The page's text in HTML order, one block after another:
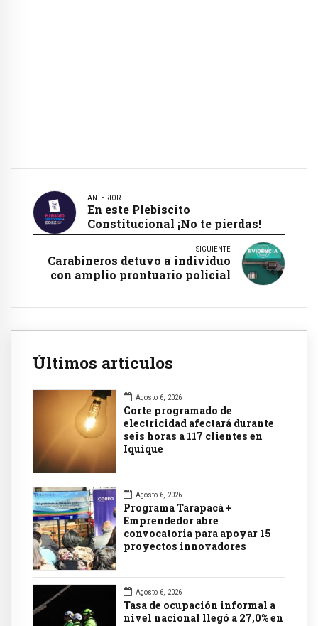
ANTERIOR
En este Plebiscito
Constitucional ¡No te pierdas!
SIGUIENTE
Carabineros detuvo a individuo
con amplio prontuario policial
Últimos artículos
Agosto 6, 2026
Corte programado de
electricidad afectará durante
seis horas a 117 clientes en
Iquique
Agosto 6, 2026
Programa Tarapacá +
Emprendedor abre
convocatoria para apoyar 15
proyectos innovadores
Agosto 6, 2026
Tasa de ocupación informal a
nivel nacional llegó a 27,0% en